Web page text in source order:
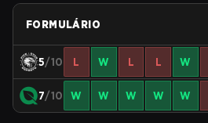
FORMULÁRIO
5/10 L W L L W
7/10 W W W W W